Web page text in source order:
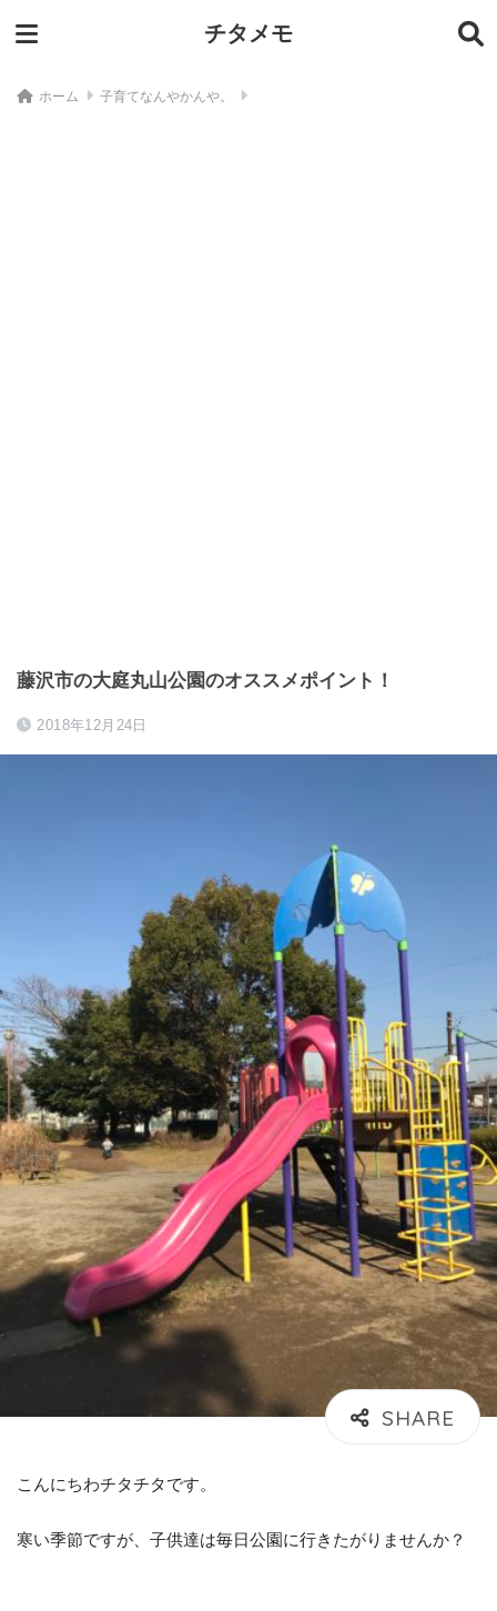
チタメモ
ホーム 子育てなんやかんや。
藤沢市の大庭丸山公園のオススメポイント！
2018年12月24日
こんにちわチタチタです。
寒い季節ですが、子供達は毎日公園に行きたがりませんか？